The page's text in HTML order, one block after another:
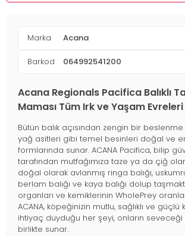
Marka Acana
Barkod 064992541200
Acana Regionals Pacifica Balıklı
Maması Tüm Irk ve Yaşam
Bütün balık açısından zengin bir
yağ asitleri gibi temel besinleri doğal ve
formlarında sunar. ACANA Pacifica, bilip
tarafından mutfağımıza taze ya da çiğ
doğal olarak avlanmış ringa balığı,
berlam balığı ve kaya balığı dolup
organları ve kemiklerinin WholePrey
ACANA, köpeğinizin mutlu, sağlıklı ve güçlü
ihtiyaç duyduğu her şeyi, onların
birlikte sunar.